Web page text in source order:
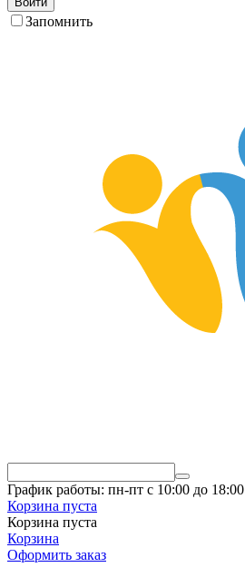
Запомнить
График работы: пн-пт с 10:00 до 18:00
Корзина пуста
Корзина пуста
Корзина
Оформить заказ